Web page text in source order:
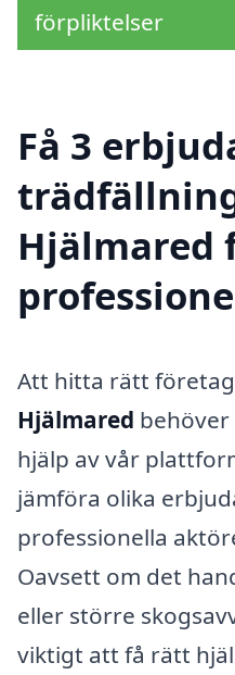
förpliktelser
Få 3
Hjälmared
Att hitta rätt
Hjälmared
hjälp av vår
jämföra olika
professionella
Oavsett om det
eller större
viktigt att få rätt